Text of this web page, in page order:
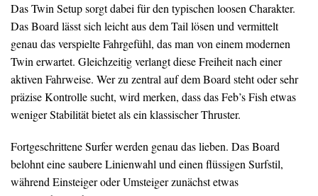
Das Twin Setup sorgt dabei für den typischen loosen Charakter.
Das Board lässt sich leicht aus dem Tail lösen und vermittelt
genau das verspielte Fahrgefühl, das man von einem modernen
Twin erwartet. Gleichzeitig verlangt diese Freiheit nach einer
aktiven Fahrweise. Wer zu zentral auf dem Board steht oder sehr
präzise Kontrolle sucht, wird merken, dass das Feb’s Fish etwas
weniger Stabilität bietet als ein klassischer Thruster.
Fortgeschrittene Surfer werden genau das lieben. Das Board
belohnt eine saubere Linienwahl und einen flüssigen Surfstil,
während Einsteiger oder Umsteiger zunächst etwas